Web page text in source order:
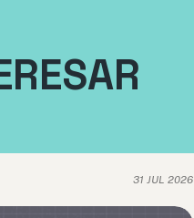
31 JUL 2026